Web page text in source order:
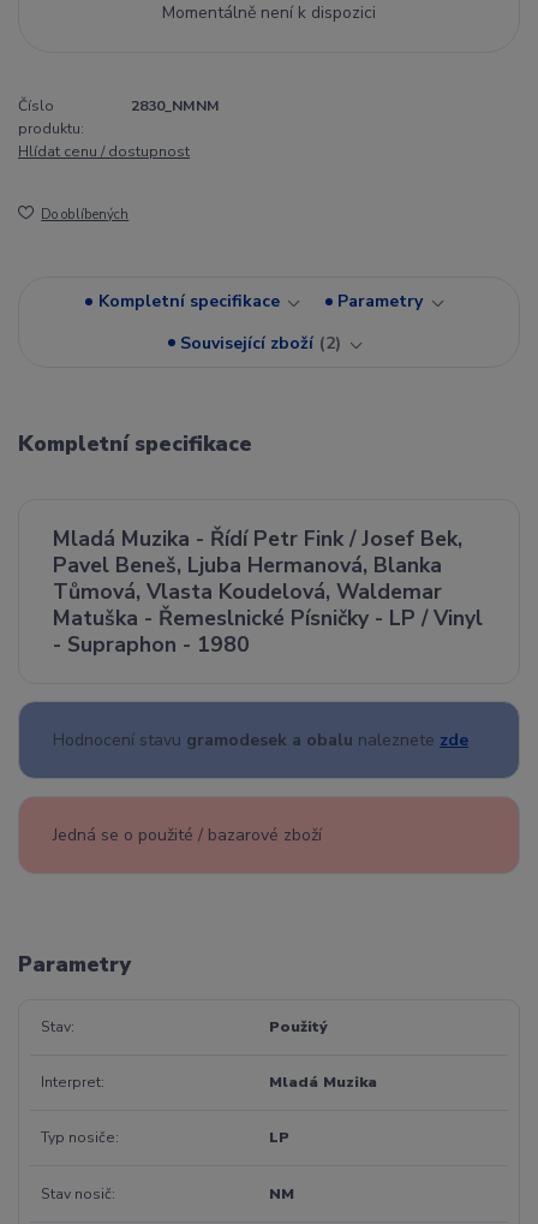
Momentálně není k dispozici
Číslo
produktu:
2830_NMNM
Hlídat cenu / dostupnost
Do oblíbených
Kompletní specifikace
Parametry
Související zboží 2
Kompletní specifikace
Mladá Muzika - Řídí Petr Fink / Josef Bek,
Pavel Beneš, Ljuba Hermanová, Blanka
Tůmová, Vlasta Koudelová, Waldemar
Matuška - Řemeslnické Písničky - LP / Vinyl
- Supraphon - 1980
Hodnocení stavu gramodesek a obalu naleznete zde
Jedná se o použité / bazarové zboží
Parametry
Stav Použitý
Interpret Mladá Muzika
Typ nosiče LP
Stav nosič NM